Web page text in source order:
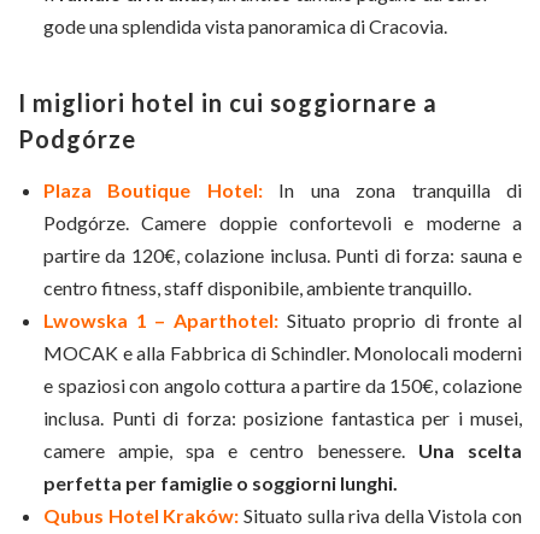
gode una splendida vista panoramica di Cracovia.
I migliori hotel in cui soggiornare a
Podgórze
Plaza Boutique Hotel:In una zona tranquilla di
Podgórze. Camere doppie confortevoli e moderne a
partire da 120€, colazione inclusa. Punti di forza: sauna e
centro fitness, staff disponibile, ambiente tranquillo.
Lwowska 1 – Aparthotel:Situato proprio di fronte al
MOCAK e alla Fabbrica di Schindler. Monolocali moderni
e spaziosi con angolo cottura a partire da 150€, colazione
inclusa. Punti di forza: posizione fantastica per i musei,
camere ampie, spa e centro benessere. Una scelta
perfetta per famiglie o soggiorni lunghi.
Qubus Hotel Kraków: Situato sulla riva della Vistola con